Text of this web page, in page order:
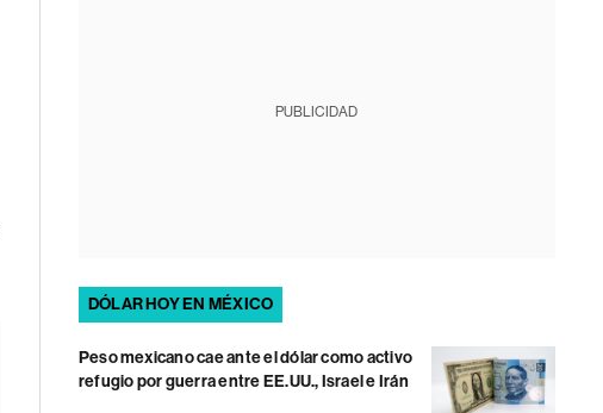
PUBLICIDAD
DÓLAR HOY EN MÉXICO
Peso mexicano cae ante el dólar como activo
refugio por guerra entre EE.UU., Israel e Irán